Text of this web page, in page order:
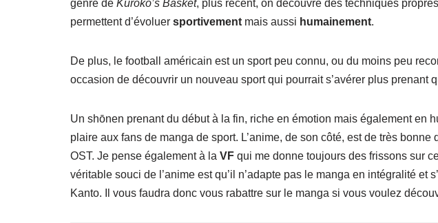
genre de Kuroko’s Basket, plus récent, on découvre des techniques
permettent d’évoluer sportivement mais aussi humainement.
De plus, le football américain est un sport peu connu, ou du moins peu
occasion de découvrir un nouveau sport qui pourrait s’avérer plus prenant
Un shōnen prenant du début à la fin, riche en émotion mais également en
plaire aux fans de manga de sport. L’anime, de son côté, est de très bonne
OST. Je pense également à la VF qui me donne toujours des frissons sur
véritable souci de l’anime est qu’il n’adapte pas le manga en intégralité et
Kanto. Il vous faudra donc vous rabattre sur le manga si vous voulez